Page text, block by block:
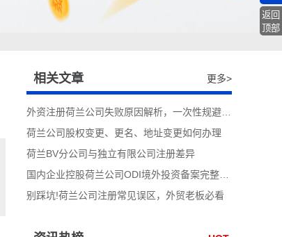
相关文章 更多>
荷兰公司股权变更、更名、地址变更如何办理
荷兰BV分公司与独立有限公司注册差异
别踩坑!荷兰公司注册常见误区，外贸老板必看
返回
顶部